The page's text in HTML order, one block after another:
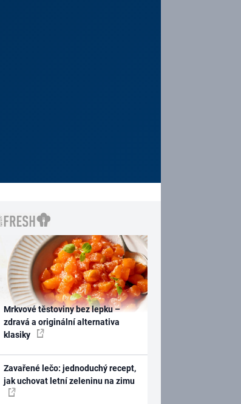
Mrkvové těstoviny bez lepku –
zdravá a originální alternativa
klasiky
Zavařené lečo: jednoduchý recept,
jak uchovat letní zeleninu na zimu